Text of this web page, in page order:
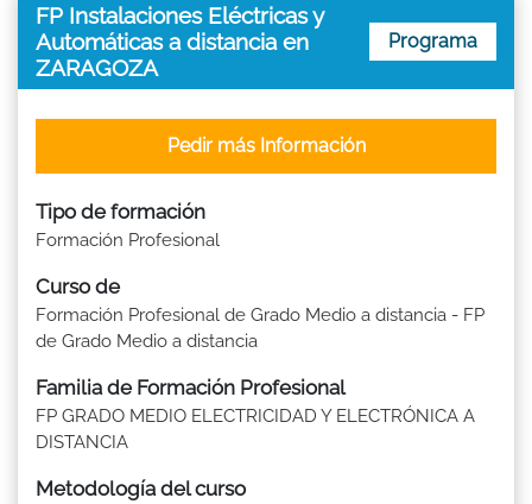
FP Instalaciones Eléctricas y
Automáticas a distancia en
ZARAGOZA
Programa
Tipo de formación
Formación Profesional
Curso de
Formación Profesional de Grado Medio a distancia - FP
de Grado Medio a distancia
Familia de Formación Profesional
FP GRADO MEDIO ELECTRICIDAD Y ELECTRÓNICA A
DISTANCIA
Metodología del curso
Pedir más Información